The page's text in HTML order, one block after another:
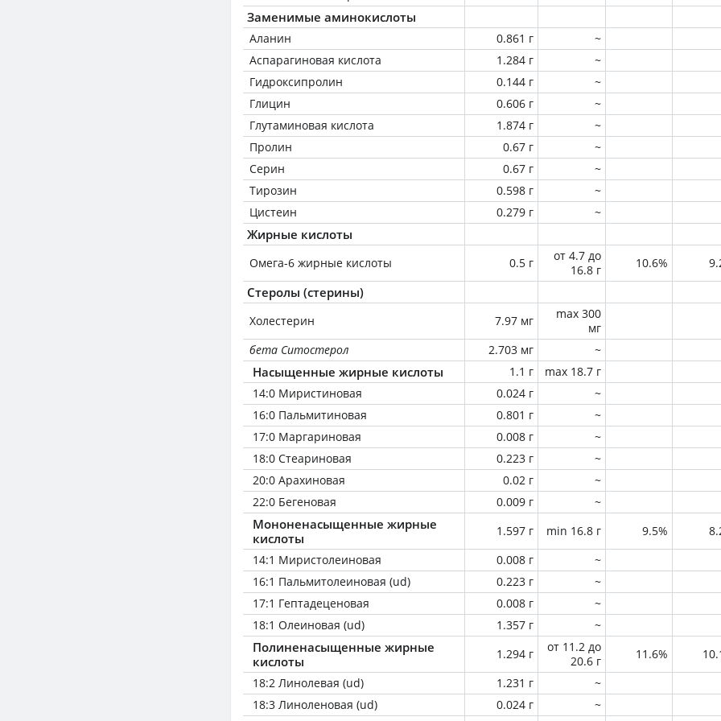
Заменимые аминокислоты
Аланин 0.861 г
~
Аспарагиновая кислота
1.284 г
~
Гидроксипролин
0.144 г
~
Глицин
0.606 г
~
Глутаминовая кислота
1.874 г
~
Пролин
0.67 г
~
Серин
0.67 г
~
Тирозин
0.598 г
~
Цистеин
0.279 г ~
Жирные кислоты
Омега-6 жирные кислоты 0.5 г
от 4.7 до
16.8 г
10.6%
Стеролы (стерины)
Холестерин 7.97 мг
max 300
мг
бета Ситостерол
2.703 мг ~
Насыщенные жирные кислоты 1.1 г
max 18.7 г
14:0 Миристиновая
0.024 г
~
16:0 Пальмитиновая
0.801 г
~
17:0 Маргариновая
0.008 г
~
18:0 Стеариновая
0.223 г
~
20:0 Арахиновая
0.02 г
~
22:0 Бегеновая
0.009 г ~
Мононенасыщенные жирные
кислоты
1.597 г min 16.8 г 9.5%
14:1 Миристолеиновая
0.008 г
~
16:1 Пальмитолеиновая (ud)
0.223 г
~
17:1 Гептадеценовая
0.008 г
~
18:1 Олеиновая (ud)
1.357 г ~
Полиненасыщенные жирные
кислоты
1.294 г
от 11.2 до
20.6 г
11.6%
18:2 Линолевая (ud)
1.231 г
~
18:3 Линоленовая (ud)
0.024 г
~